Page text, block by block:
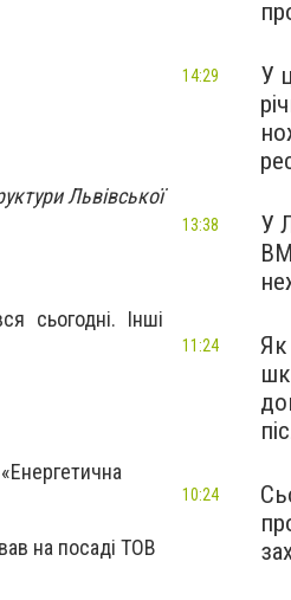
Львівської
сьогодні. Інші
на посаді ТОВ
У
14:29
У
13:38
Як
11:24
10:24